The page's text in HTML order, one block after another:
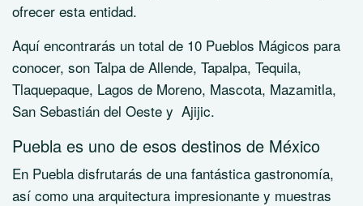
ofrecer esta entidad.
Aquí encontrarás un total de 10 Pueblos Mágicos para
conocer, son Talpa de Allende, Tapalpa, Tequila,
Tlaquepaque, Lagos de Moreno, Mascota, Mazamitla,
San Sebastián del Oeste y Ajijic.
Puebla es uno de esos destinos de México
En Puebla disfrutarás de una fantástica gastronomía,
así como una arquitectura impresionante y muestras